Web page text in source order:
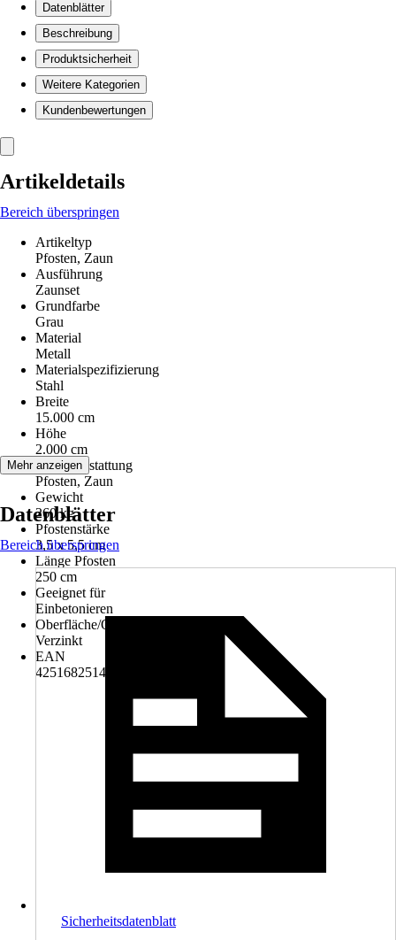
Datenblätter
Beschreibung
Produktsicherheit
Weitere Kategorien
Kundenbewertungen
Artikeldetails
Bereich überspringen
Artikeltyp
Pfosten, Zaun
Ausführung
Zaunset
Grundfarbe
Grau
Material
Metall
Materialspezifizierung
Stahl
Breite
15.000 cm
Höhe
2.000 cm
Serienausstattung
Pfosten, Zaun
Gewicht
260 kg
Pfostenstärke
3,5 x 5,5 cm
Länge Pfosten
250 cm
Geeignet für
Einbetonieren
Oberfläche/Oberflächenbehandlung
Verzinkt
EAN
4251682514989
Mehr anzeigen
Datenblätter
Bereich überspringen
Sicherheitsdatenblatt